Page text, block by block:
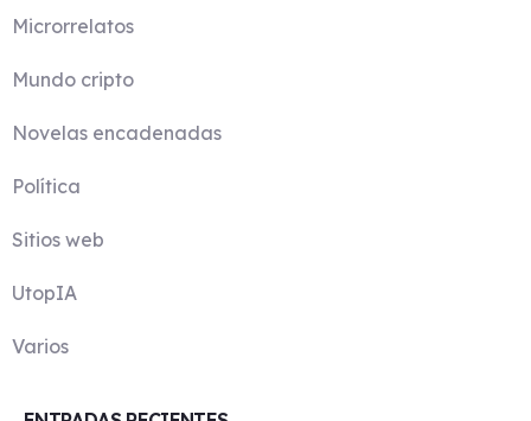
Microrrelatos
Mundo cripto
Novelas encadenadas
Política
Sitios web
UtopIA
Varios